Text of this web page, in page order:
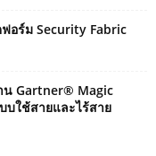
อร์ม Security Fabric
น Gartner® Magic
ใช้สายและไร้สาย